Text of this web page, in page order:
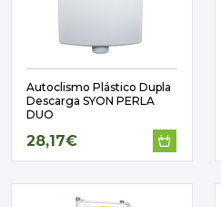
Autoclismo Plástico Dupla
Descarga SYON PERLA
DUO
28,17€